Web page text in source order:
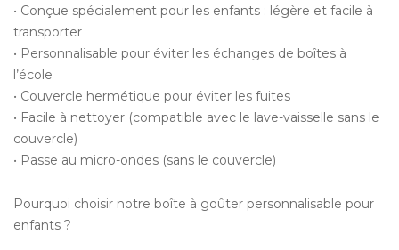
• Conçue spécialement pour les enfants : légère et facile à
transporter
• Personnalisable pour éviter les échanges de boîtes à
l’école
• Couvercle hermétique pour éviter les fuites
• Facile à nettoyer (compatible avec le lave-vaisselle sans le
couvercle)
• Passe au micro-ondes (sans le couvercle)
Pourquoi choisir notre boîte à goûter personnalisable pour
enfants ?